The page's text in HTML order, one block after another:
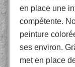
en place une
compétente.
peinture
ses environ.
met en place